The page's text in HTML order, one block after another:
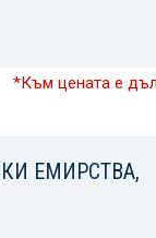
*Към цената е
ЕМИРСТВА,